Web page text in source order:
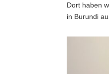
Dort haben
in Burundi